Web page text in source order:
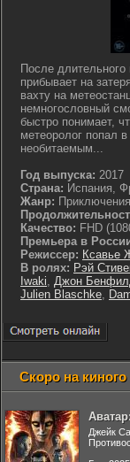
После
прибывает на
вахту на
немногословный
быстро понимает,
метеоролог попал
необитаемым...
Год выпуска: 2017
Страна: Испания,
Жанр:
Качество: FHD
Премьера в
Режиссер: Ксавье
В ролях: Рэй
Iwaki, Джон
Julien Blaschke,
Скоро на киного
Джейк